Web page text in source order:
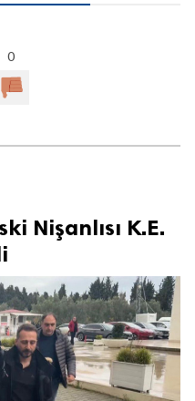
0
Nişanlısı K.E.